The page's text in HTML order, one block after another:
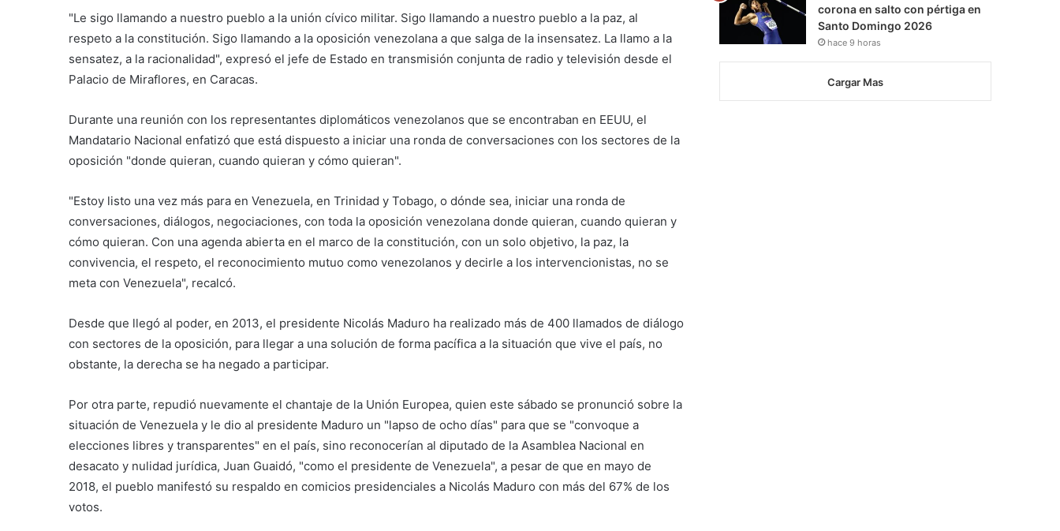
"Le sigo llamando a nuestro pueblo a la unión cívico militar. Sigo llamando a nuestro pueblo a la paz, al
respeto a la constitución. Sigo llamando a la oposición venezolana a que salga de la insensatez. La llamo a la
sensatez, a la racionalidad", expresó el jefe de Estado en transmisión conjunta de radio y televisión desde el
Palacio de Miraflores, en Caracas.
Durante una reunión con los representantes diplomáticos venezolanos que se encontraban en EEUU, el
Mandatario Nacional enfatizó que está dispuesto a iniciar una ronda de conversaciones con los sectores de la
oposición "donde quieran, cuando quieran y cómo quieran".
"Estoy listo una vez más para en Venezuela, en Trinidad y Tobago, o dónde sea, iniciar una ronda de
conversaciones, diálogos, negociaciones, con toda la oposición venezolana donde quieran, cuando quieran y
cómo quieran. Con una agenda abierta en el marco de la constitución, con un solo objetivo, la paz, la
convivencia, el respeto, el reconocimiento mutuo como venezolanos y decirle a los intervencionistas, no se
meta con Venezuela", recalcó.
Desde que llegó al poder, en 2013, el presidente Nicolás Maduro ha realizado más de 400 llamados de diálogo
con sectores de la oposición, para llegar a una solución de forma pacífica a la situación que vive el país, no
obstante, la derecha se ha negado a participar.
Por otra parte, repudió nuevamente el chantaje de la Unión Europea, quien este sábado se pronunció sobre la
situación de Venezuela y le dio al presidente Maduro un "lapso de ocho días" para que se "convoque a
elecciones libres y transparentes" en el país, sino reconocerían al diputado de la Asamblea Nacional en
desacato y nulidad jurídica, Juan Guaidó, "como el presidente de Venezuela", a pesar de que en mayo de
2018, el pueblo manifestó su respaldo en comicios presidenciales a Nicolás Maduro con más del 67% de los
votos.
corona en salto con pértiga en
Santo Domingo 2026
hace 9 horas
Cargar Mas